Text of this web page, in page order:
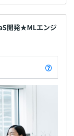
データサイエン
ームで推進しま
開発★MLエンジ